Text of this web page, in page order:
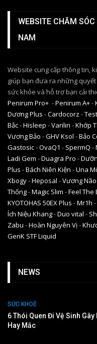
WEBSITE CHĂM
NAM
Website cung cấp thông tin,
giúp bạn đưa ra những
sức khỏe và hỗ trợ bạn cải
Penirum Pro+ -Penirum A+-
Dương Plus -Cardocorz -
Bắc-Hisleep -Varilin -Khớp
Vương Bảo -GHV Ksol -Bảo
Gastosic-OvaQ1 - SpermQ -
Ladi Gem -Duagra Pro -
Plus -Bách Niên Kiện -Una
Xbogy-Heposal -Vương
Thống-Magic Slim -Feel The
KYOTOHAS 50EX Plus -Mr1h -
Ích Niệu Khang-Duo vital -
Zabu -Hoàn Nguyên Vị-
GenK STF Liquid
NEWS
SỨC KHOẺ
6 Thói Quen Đi Vệ Sinh
Hay Mắc